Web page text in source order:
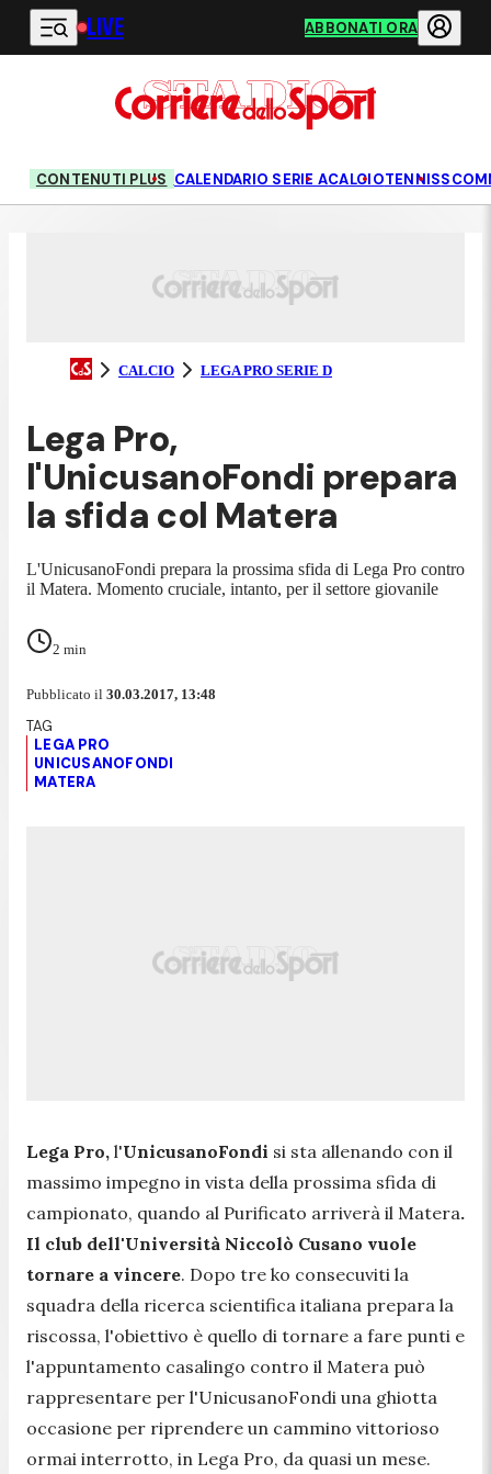
Vai al contenuto principale
LIVE ABBONATI ORA
CONTENUTI PLUS CALENDARIO SERIE ACALCIOTENNIS
CALCIO LEGA PRO SERIE D
Lega Pro,
l'UnicusanoFondi prepara
la sfida col Matera
L'UnicusanoFondi prepara la prossima sfida di Lega Pro contro
il Matera. Momento cruciale, intanto, per il settore giovanile
2 min
Pubblicato il 30.03.2017, 13:48
LEGA PRO
UNICUSANOFONDI
MATERA
Lega Pro, l'UnicusanoFondi si sta allenando con il
massimo impegno in vista della prossima sfida di
campionato, quando al Purificato arriverà il Matera.
Il club dell'Università Niccolò Cusano vuole
tornare a vincere. Dopo tre ko consecuviti la
squadra della ricerca scientifica italiana prepara la
riscossa, l'obiettivo è quello di tornare a fare punti e
l'appuntamento casalingo contro il Matera può
rappresentare per l'UnicusanoFondi una ghiotta
occasione per riprendere un cammino vittorioso
ormai interrotto, in Lega Pro, da quasi un mese.